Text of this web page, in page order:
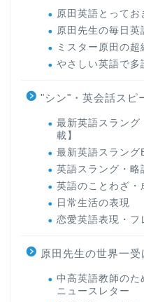
原田英語とってお
原田先生の毎日英
ミスター原田の超
やさしい英語で多
"シン"・英会話スピ
最新英語スラン
載】
最新英語スラン
英語スラング・略
英語のことわざ・
日常生活の表現
恋愛英語表現・フ
原田先生の世界一
中高英語教師のた
ニュースレター